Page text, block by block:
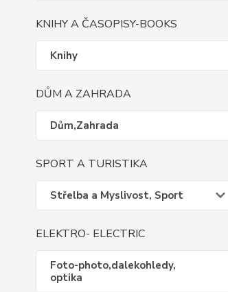
KNIHY A ČASOPISY-BOOKS
Knihy
DŮM A ZAHRADA
Dům,Zahrada
SPORT A TURISTIKA
Střelba a Myslivost, Sport
ELEKTRO- ELECTRIC
Foto-photo,dalekohledy,
optika